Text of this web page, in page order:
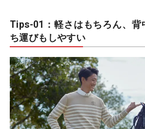
Tips-01：軽さはもちろん、背
ち運びもしやすい